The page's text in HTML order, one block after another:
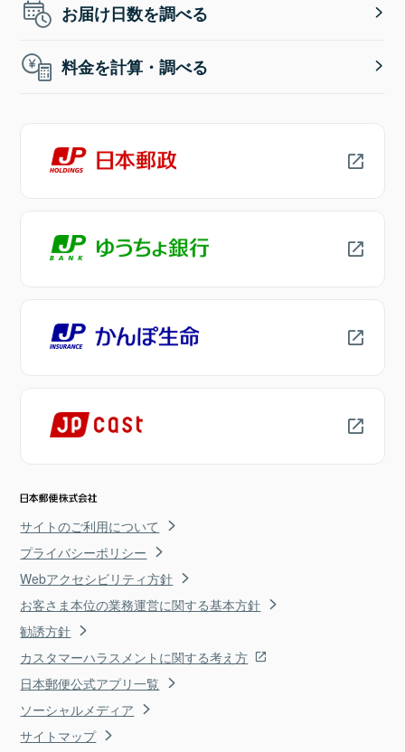
お届け日数を調べる
料金を計算・調べる
サイトのご利用について
プライバシーポリシー
Webアクセシビリティ方針
お客さま本位の業務運営に関する基本方針
勧誘方針
カスタマーハラスメントに関する考え方
日本郵便公式アプリ一覧
ソーシャルメディア
サイトマップ